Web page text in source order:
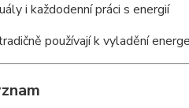
i každodenní práci s energií
používají k vyladění